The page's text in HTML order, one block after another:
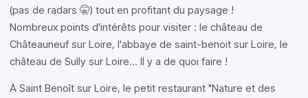
(pas de radars 🤫) tout en profitant du paysage !
Nombreux points d'intérêts pour visiter : le château de
Châteauneuf sur Loire, l'abbaye de saint-benoit sur Loire, le
château de Sully sur Loire... Il y a de quoi faire !
À Saint Benoît sur Loire, le petit restaurant "Nature et des